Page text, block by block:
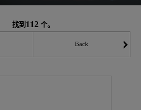
找到112个。
Back